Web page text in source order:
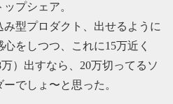
プシェア。
型プロダクト、出せるように
をしつつ、これに15万近く
）出すなら、20万切ってるソ
でしょ〜と思った。